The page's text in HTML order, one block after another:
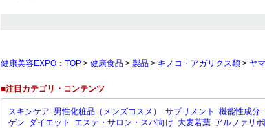
健康美容EXPO：TOP > 健康食品 > 製品 > キノコ・アガリクス類 > ヤ
■注目カテゴリ・コンテンツ
スキンケア 男性化粧品（メンズコスメ） サプリメント 機能性成分
ゲン ダイエット エステ・サロン・スパ向け 大麦若葉 アルファリ